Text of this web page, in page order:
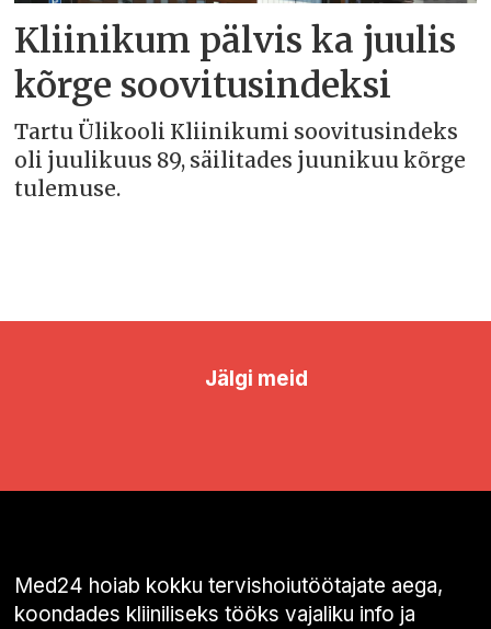
Kliinikum pälvis ka juulis
kõrge soovitusindeksi
Tartu Ülikooli Kliinikumi soovitusindeks
oli juulikuus 89, säilitades juunikuu kõrge
tulemuse.
Jälgi meid
Med24 hoiab kokku tervishoiutöötajate aega,
koondades kliiniliseks tööks vajaliku info ja